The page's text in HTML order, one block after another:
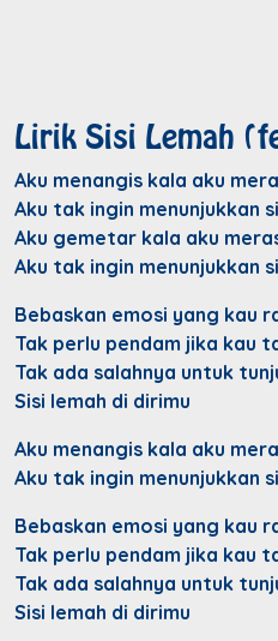
Lirik Sisi Lemah
Aku menangis kala aku
Aku tak ingin menunjukkan
Aku gemetar kala aku
Aku tak ingin menunjukkan
Bebaskan emosi yang kau
Tak perlu pendam jika kau
Tak ada salahnya untuk
Sisi lemah di dirimu
Aku menangis kala aku
Aku tak ingin menunjukkan
Bebaskan emosi yang kau
Tak perlu pendam jika kau
Tak ada salahnya untuk
Sisi lemah di dirimu